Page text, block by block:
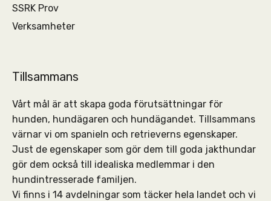
SSRK Prov
Verksamheter
Tillsammans
Vårt mål är att skapa goda förutsättningar för
hunden, hundägaren och hundägandet. Tillsammans
värnar vi om spanieln och retrieverns egenskaper.
Just de egenskaper som gör dem till goda jakthundar
gör dem också till idealiska medlemmar i den
hundintresserade familjen.
Vi finns i 14 avdelningar som täcker hela landet och vi